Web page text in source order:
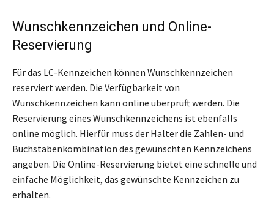
Wunschkennzeichen und Online-
Reservierung
Für das LC-Kennzeichen können Wunschkennzeichen
reserviert werden. Die Verfügbarkeit von
Wunschkennzeichen kann online überprüft werden. Die
Reservierung eines Wunschkennzeichens ist ebenfalls
online möglich. Hierfür muss der Halter die Zahlen- und
Buchstabenkombination des gewünschten Kennzeichens
angeben. Die Online-Reservierung bietet eine schnelle und
einfache Möglichkeit, das gewünschte Kennzeichen zu
erhalten.